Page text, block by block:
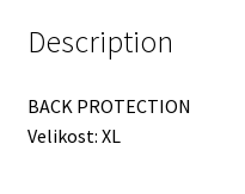
Description
BACK PROTECTION
Velikost: XL